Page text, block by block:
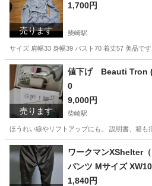
売ります
1,700円
柴崎駅
サイズ 肩幅33 身幅39 バスト70 着丈57 美品で
東京 調布市 柴崎駅
売ります
値下げ Beauti Tron (
0
9,000円
柴崎駅
ほうれい線やリフトアップにも。 説明書、箱
東京 調布市 柴崎駅
ワークマンXShelter
パンツ Mサイズ
1,840円